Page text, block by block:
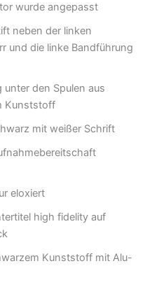
wurde angepasst
neben der linken
und die linke Bandführung
den Spulen aus
Kunststoff
mit weißer Schrift
eloxiert
high fidelity auf
Kunststoff mit Alu-